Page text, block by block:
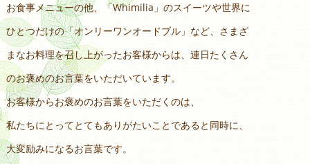
お食事メニューの他、「Whimilia」のスイーツや世界に
ひとつだけの「オンリーワンオードブル」など、さまざ
まなお料理を召し上がったお客様からは、連日たくさん
のお褒めのお言葉をいただいています。
お客様からお褒めのお言葉をいただくのは、
私たちにとってとてもありがたいことであると同時に、
大変励みになるお言葉です。